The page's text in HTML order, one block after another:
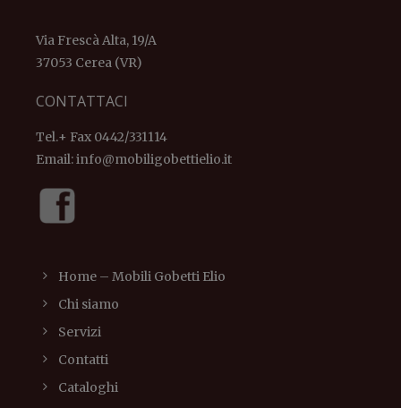
Via Frescà Alta, 19/A
37053 Cerea (VR)
CONTATTACI
Tel.+ Fax 0442/331114
Email:info@mobiligobettielio.it
Home – Mobili Gobetti Elio
Chi siamo
Servizi
Contatti
Cataloghi